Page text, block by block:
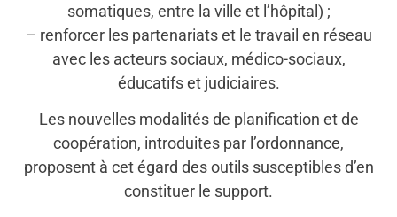
somatiques, entre la ville et l’hôpital) ;
– renforcer les partenariats et le travail en réseau
avec les acteurs sociaux, médico-sociaux,
éducatifs et judiciaires.
Les nouvelles modalités de planification et de
coopération, introduites par l’ordonnance,
proposent à cet égard des outils susceptibles d’en
constituer le support.